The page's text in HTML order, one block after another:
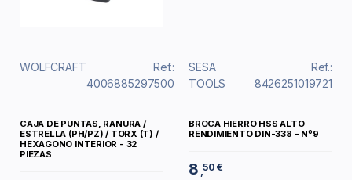
WOLFCRAFT
Ref.:
4006885297500
CAJA DE PUNTAS, RANURA /
ESTRELLA (PH/PZ) / TORX (T) /
HEXAGONO INTERIOR - 32
PIEZAS
SESA
TOOLS
Ref.:
8426251019721
BROCA HIERRO HSS ALTO
RENDIMIENTO DIN-338 - Nº9
8 ,50 €